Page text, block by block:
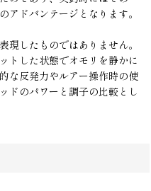
アドバンテージとなります。
したものではありません。
トした状態でオモリを静かに
な反発力やルアー操作時の使
ドのパワーと調子の比較とし